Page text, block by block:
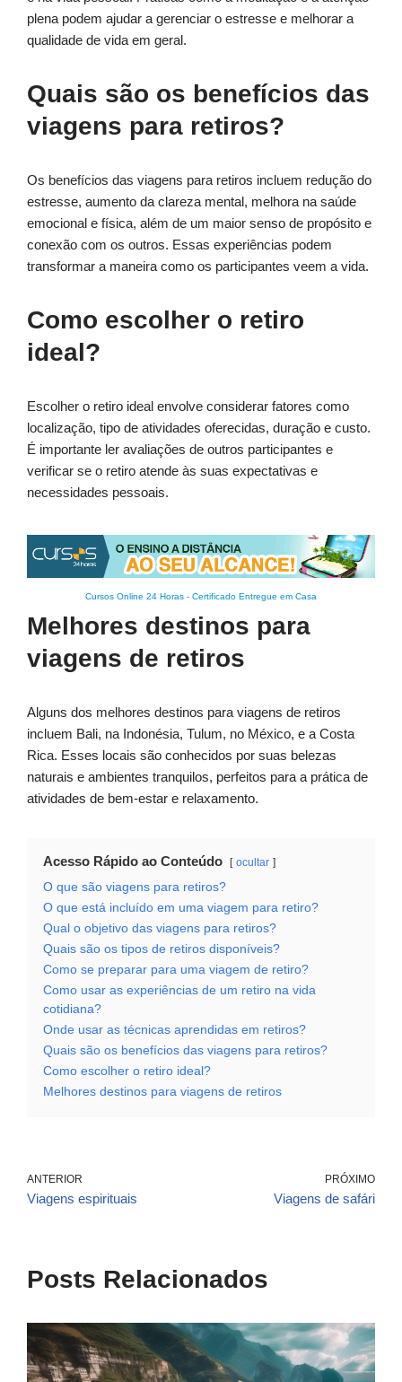
plena podem ajudar a gerenciar o estresse e melhorar a
qualidade de vida em geral.
Quais são os benefícios das
viagens para retiros?
Os benefícios das viagens para retiros incluem redução do
estresse, aumento da clareza mental, melhora na saúde
emocional e física, além de um maior senso de propósito e
conexão com os outros. Essas experiências podem
transformar a maneira como os participantes veem a vida.
Como escolher o retiro
ideal?
Escolher o retiro ideal envolve considerar fatores como
localização, tipo de atividades oferecidas, duração e custo.
É importante ler avaliações de outros participantes e
verificar se o retiro atende às suas expectativas e
necessidades pessoais.
Cursos Online 24 Horas - Certificado Entregue em Casa
Melhores destinos para
viagens de retiros
Alguns dos melhores destinos para viagens de retiros
incluem Bali, na Indonésia, Tulum, no México, e a Costa
Rica. Esses locais são conhecidos por suas belezas
naturais e ambientes tranquilos, perfeitos para a prática de
atividades de bem-estar e relaxamento.
Acesso Rápido ao Conteúdo ocultar
O que são viagens para retiros?
O que está incluído em uma viagem para retiro?
Qual o objetivo das viagens para retiros?
Quais são os tipos de retiros disponíveis?
Como se preparar para uma viagem de retiro?
Como usar as experiências de um retiro na vida
cotidiana?
Onde usar as técnicas aprendidas em retiros?
Quais são os benefícios das viagens para retiros?
Como escolher o retiro ideal?
Melhores destinos para viagens de retiros
ANTERIOR
Viagens espirituais
PRÓXIMO
Viagens de safári
Posts Relacionados